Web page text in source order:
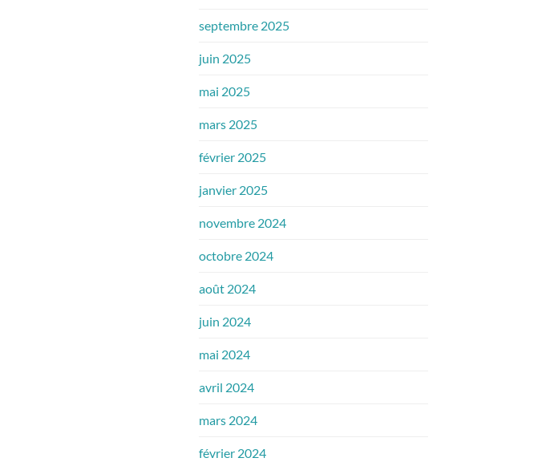
septembre 2025
juin 2025
mai 2025
mars 2025
février 2025
janvier 2025
novembre 2024
octobre 2024
août 2024
juin 2024
mai 2024
avril 2024
mars 2024
février 2024